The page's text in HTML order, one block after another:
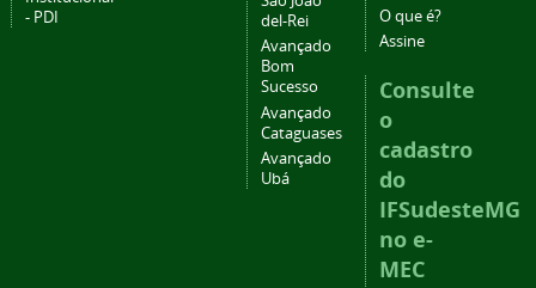
- PDI
del-Rei
Avançado
Bom
Sucesso
Avançado
Cataguases
Avançado
Ubá
O que é?
Assine
Consulte
o
cadastro
do
IFSudesteMG
no e-
MEC